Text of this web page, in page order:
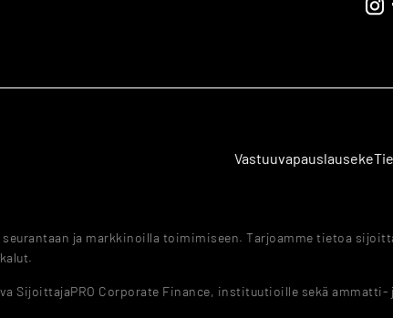
Vastuuvapauslauseke
ja markkinoilla toimimiseen. Tarjoamme tietoa
SijoittajaPRO Corporate Finance, instituutioille sekä